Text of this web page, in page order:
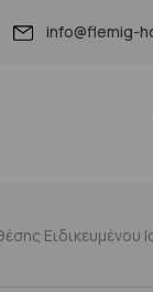
info@flemig-
Ειδικευμένου